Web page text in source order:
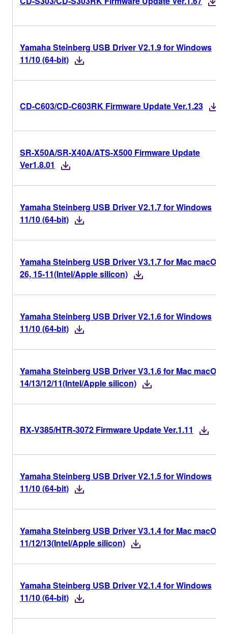
Yamaha Steinberg USB Driver V2.1.9 for Windows
11/10 (64-bit)
CD-C603/CD-C603RK Firmware Update Ver.1.23
SR-X50A/SR-X40A/ATS-X500 Firmware Update
Ver1.8.01
Yamaha Steinberg USB Driver V2.1.7 for Windows
11/10 (64-bit)
Yamaha Steinberg USB Driver V3.1.7 for Mac macOS
26, 15-11(Intel/Apple silicon)
Yamaha Steinberg USB Driver V2.1.6 for Windows
11/10 (64-bit)
Yamaha Steinberg USB Driver V3.1.6 for Mac macOS
14/13/12/11(Intel/Apple silicon)
RX-V385/HTR-3072 Firmware Update Ver.1.11
Yamaha Steinberg USB Driver V2.1.5 for Windows
11/10 (64-bit)
Yamaha Steinberg USB Driver V3.1.4 for Mac macOS
11/12/13(Intel/Apple silicon)
Yamaha Steinberg USB Driver V2.1.4 for Windows
11/10 (64-bit)